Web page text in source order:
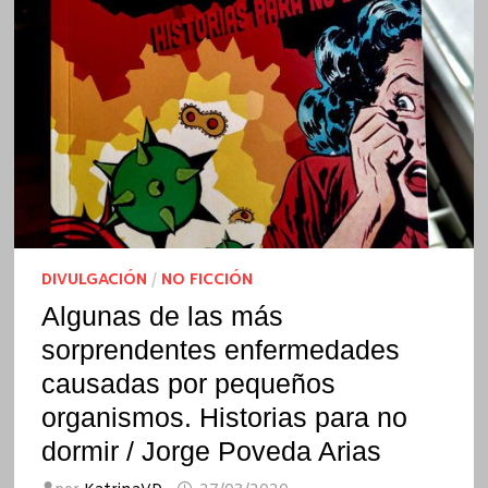
DIVULGACIÓN / NO FICCIÓN
Algunas de las más
sorprendentes enfermedades
causadas por pequeños
organismos. Historias para no
dormir / Jorge Poveda Arias